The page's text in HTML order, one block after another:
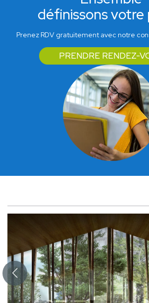
définissons votre
Prenez RDV gratuitement avec notre
PRENDRE RENDEZ-